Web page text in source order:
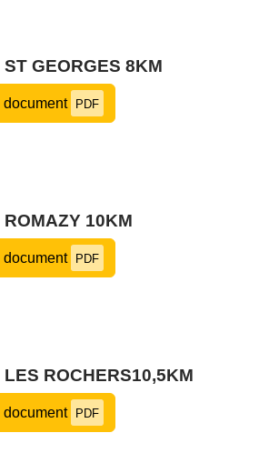
GEORGES 8KM
document PDF
10KM
document PDF
ROCHERS10,5KM
document PDF